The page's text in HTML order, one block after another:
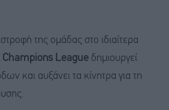
της ομάδας στο ιδιαίτερα
Champions League δημιουργεί
και αυξάνει τα κίνητρα για τη